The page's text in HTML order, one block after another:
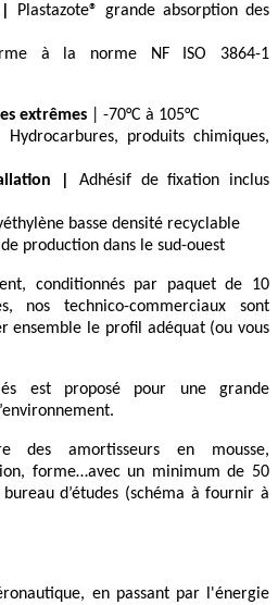
Plastazote® grande absorption des
à la norme NF ISO 3864-1
extrêmes | -70°C à 105°C
Hydrocarbures, produits chimiques,
| Adhésif de fixation inclus
basse densité recyclable
production dans le sud-ouest
conditionnés par paquet de 10
nos technico-commerciaux sont
ensemble le profil adéquat (ou vous
est proposé pour une grande
des amortisseurs en mousse,
forme…avec un minimum de 50
d’études (schéma à fournir à
en passant par l'énergie